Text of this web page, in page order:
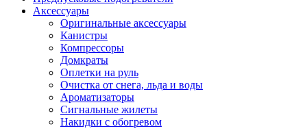
Аксессуары
Оригинальные аксессуары
Канистры
Компрессоры
Домкраты
Оплетки на руль
Очистка от снега, льда и воды
Ароматизаторы
Сигнальные жилеты
Накидки с обогревом